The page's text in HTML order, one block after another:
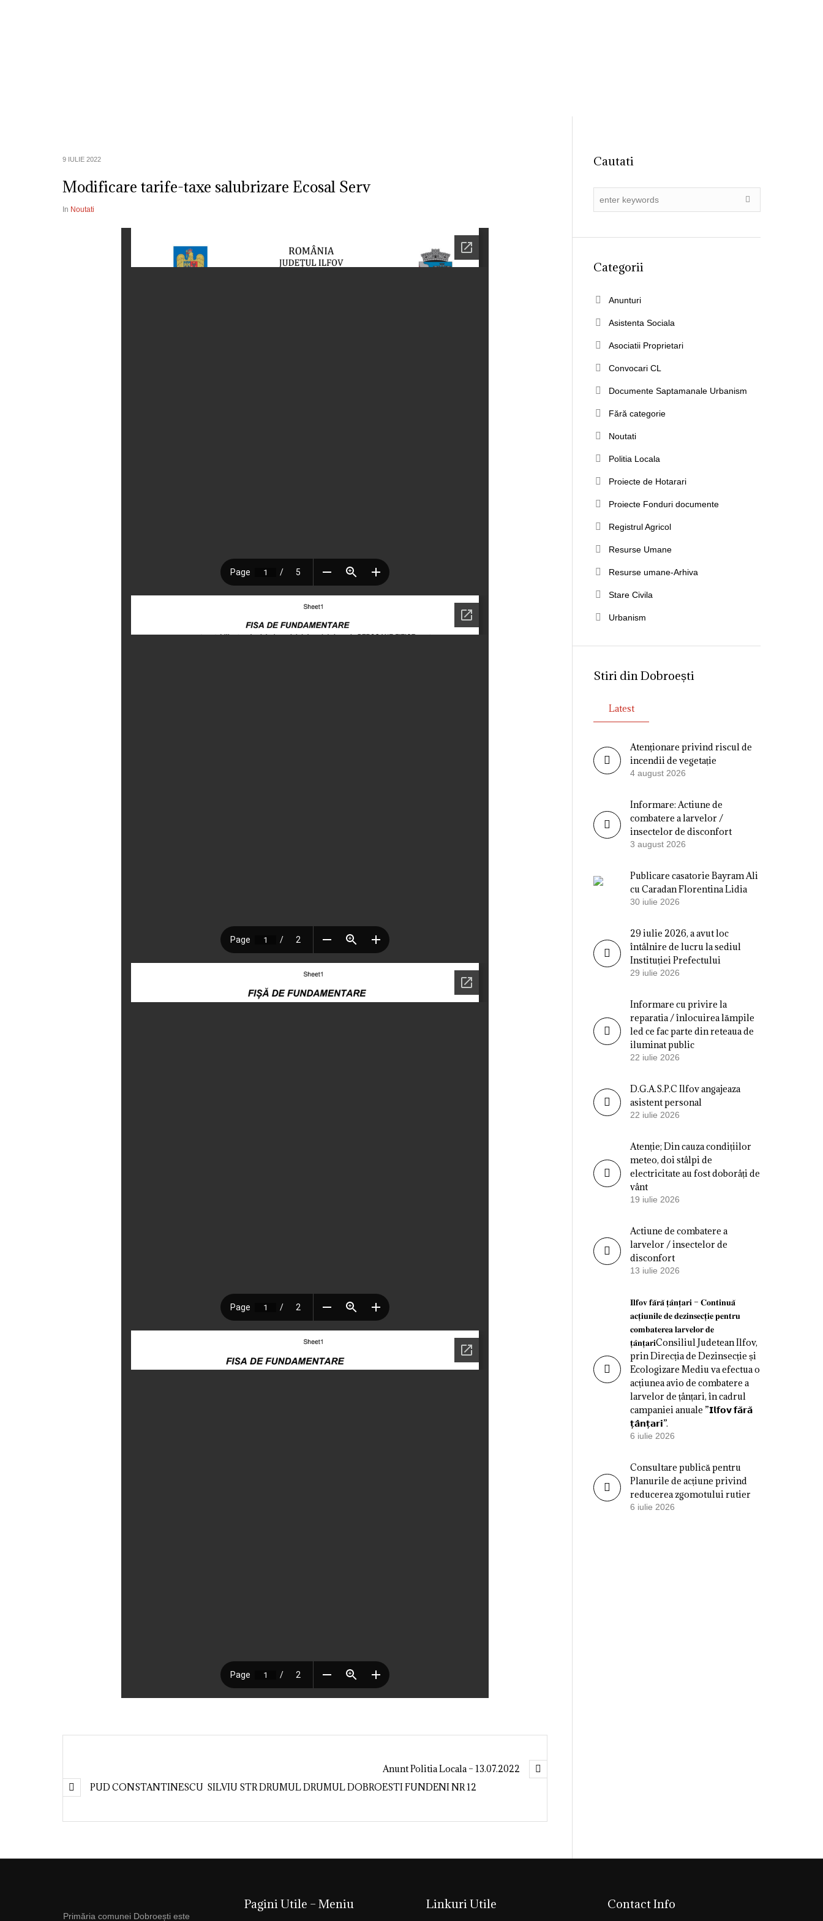
9 IULIE 2022
Modificare tarife-taxe salubrizare Ecosal Serv
In Noutati
Anunt Politia Locala – 13.07.2022
PUD CONSTANTINESCU SILVIU STR DRUMUL DRUMUL DOBROESTI FUNDENI NR 12￼
Cautati
Categorii
Anunturi
Asistenta Sociala
Asociatii Proprietari
Convocari CL
Documente Saptamanale Urbanism
Fără categorie
Noutati
Politia Locala
Proiecte de Hotarari
Proiecte Fonduri documente
Registrul Agricol
Resurse Umane
Resurse umane-Arhiva
Stare Civila
Urbanism
Stiri din Dobroești
Latest
Atenționare privind riscul de
incendii de vegetație
4 august 2026
Informare: Actiune de
combatere a larvelor /
insectelor de disconfort
3 august 2026
Publicare casatorie Bayram Ali
cu Caradan Florentina Lidia
30 iulie 2026
29 iulie 2026, a avut loc
întâlnire de lucru la sediul
Instituției Prefectului
29 iulie 2026
Informare cu privire la
reparatia / înlocuirea lămpile
led ce fac parte din reteaua de
iluminat public
22 iulie 2026
D.G.A.S.P.C Ilfov angajeaza
asistent personal
22 iulie 2026
Atenție; Din cauza condițiilor
meteo, doi stâlpi de
electricitate au fost doborâți de
vânt
19 iulie 2026
Actiune de combatere a
larvelor / insectelor de
disconfort
13 iulie 2026
𝐈𝐥𝐟𝐨𝐯 𝐟𝐚̆𝐫𝐚̆ 𝐭̦𝐚̂𝐧𝐭̦𝐚𝐫𝐢 – 𝐂𝐨𝐧𝐭𝐢𝐧𝐮𝐚̆
𝐚𝐜𝐭̦𝐢𝐮𝐧𝐢𝐥𝐞 𝐝𝐞 𝐝𝐞𝐳𝐢𝐧𝐬𝐞𝐜𝐭̦𝐢𝐞 𝐩𝐞𝐧𝐭𝐫𝐮
𝐜𝐨𝐦𝐛𝐚𝐭𝐞𝐫𝐞𝐚 𝐥𝐚𝐫𝐯𝐞𝐥𝐨𝐫 𝐝𝐞
𝐭̦𝐚̂𝐧𝐭̦𝐚𝐫𝐢Consiliul Judetean Ilfov,
prin Direcția de Dezinsecție și
Ecologizare Mediu va efectua o
acțiunea avio de combatere a
larvelor de țânțari, în cadrul
campaniei anuale ”𝗜𝗹𝗳𝗼𝘃 𝗳𝗮̆𝗿𝗮̆
𝘁̦𝗮̂𝗻𝘁̦𝗮𝗿𝗶”.
6 iulie 2026
Consultare publică pentru
Planurile de acțiune privind
reducerea zgomotului rutier
6 iulie 2026
Primăria comunei Dobroești este
Pagini Utile – Meniu Linkuri Utile Contact Info